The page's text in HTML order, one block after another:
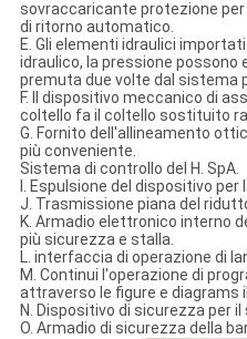
sovraccaricante protezione
di ritorno automatico.
E. Gli elementi idraulici
idraulico, la pressione possono
premuta due volte dal sistema
F. Il dispositivo meccanico di
coltello fa il coltello sostituito
G. Fornito dell'allineamento
più conveniente.
Sistema di controllo del H. SpA.
I. Espulsione del dispositivo per
J. Trasmissione piana del
K. Armadio elettronico interno
più sicurezza e stalla.
L. interfaccia di operazione di
M. Continui l'operazione di
attraverso le figure e diagrams
N. Dispositivo di sicurezza per
O. Armadio di sicurezza della